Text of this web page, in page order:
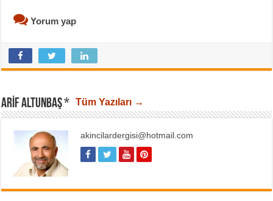
Yorum yap
ARIF ALTUNBAŞ * Tüm Yazıları →
akincilardergisi@hotmail.com